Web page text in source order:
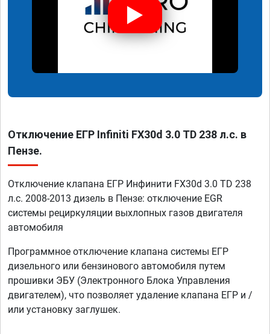
Отключение ЕГР Infiniti FX30d 3.0 TD 238 л.с. в
Пензе.
Отключение клапана ЕГР Инфинити FX30d 3.0 TD 238
л.с. 2008-2013 дизель в Пензе: отключение EGR
системы рециркуляции выхлопных газов двигателя
автомобиля
Программное отключение клапана системы ЕГР
дизельного или бензинового автомобиля путем
прошивки ЭБУ (Электронного Блока Управления
двигателем), что позволяет удаление клапана ЕГР и /
или установку заглушек.